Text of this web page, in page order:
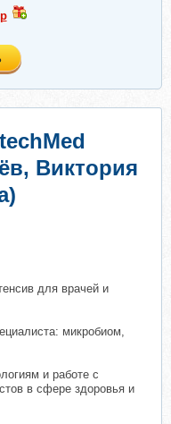
Виктория
для врачей и
микробиом,
и работе с
в сфере здоровья и